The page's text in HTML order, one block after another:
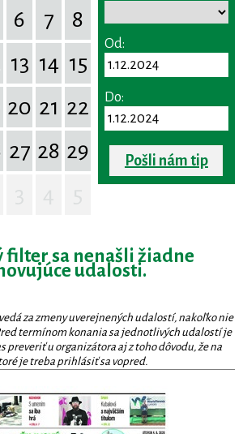
6 7
8
13 14 15
20 21 22
27 28 29
Od:
Do:
Pošli nám tip
filter sa nenašli žiadne
udalosti.
za zmeny uverejnených udalostí, nakoľko nie
termínom konania sa jednotlivých udalostí je
preveriť u organizátora aj z toho dôvodu, že na
je treba prihlásiť sa vopred.